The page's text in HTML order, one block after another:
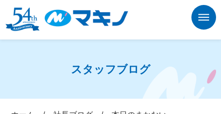
スタッフブログ